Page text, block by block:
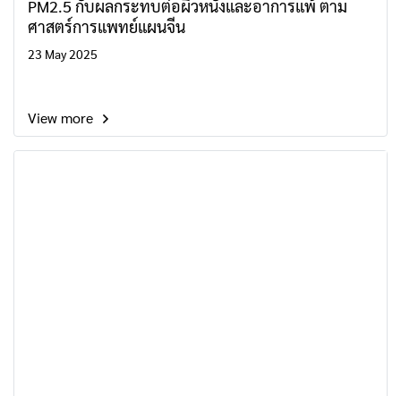
PM2.5 กับผลกระทบต่อผิวหนังและอาการแพ้ ตาม
ศาสตร์การแพทย์แผนจีน
23 May 2025
View more